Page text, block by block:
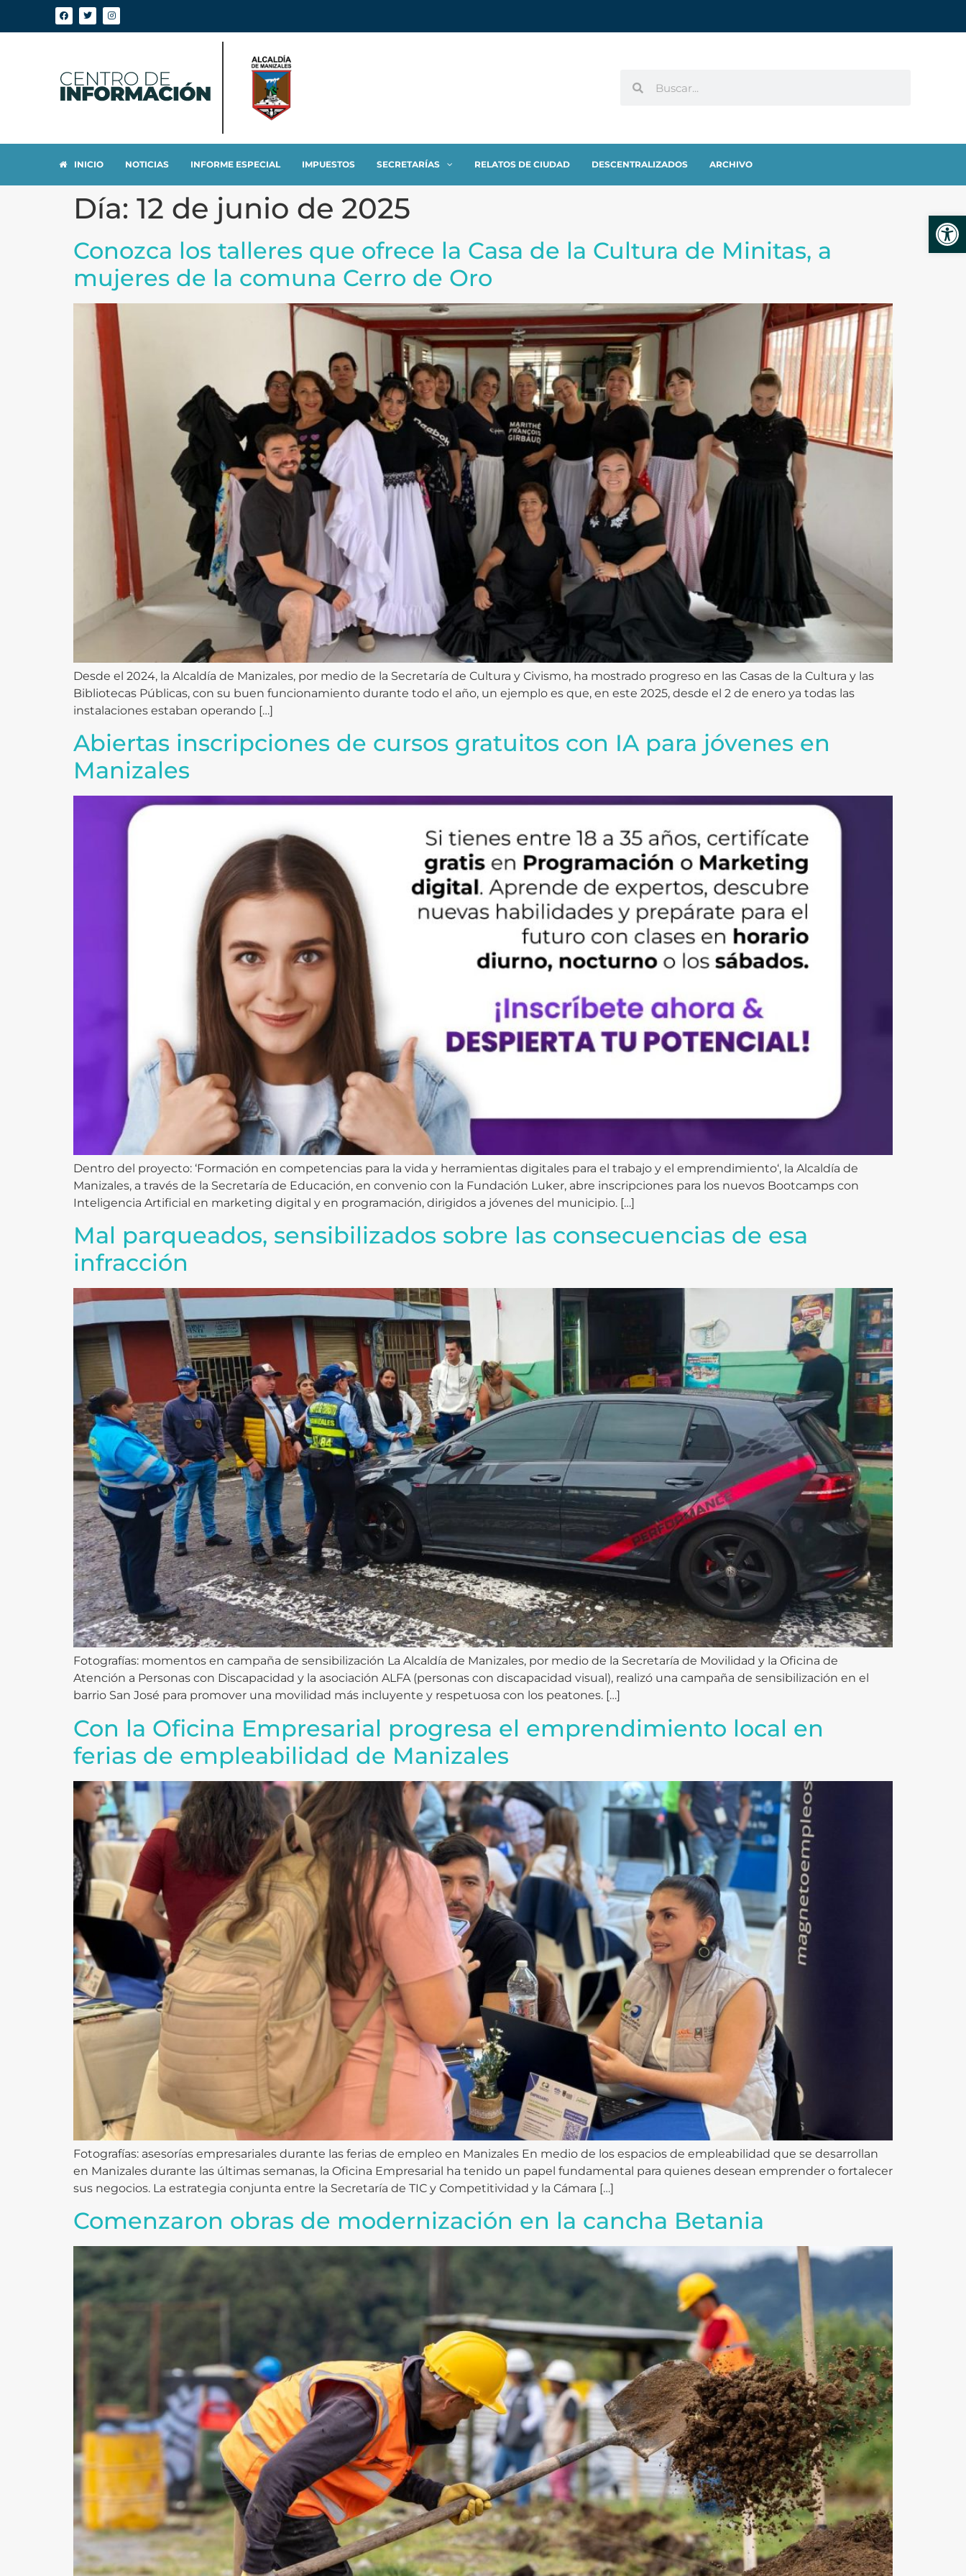
INICIO NOTICIAS INFORME ESPECIAL IMPUESTOS SECRETARÍAS RELATOS DE CIUDAD DESCENTRALIZADOS ARCHIVO
Día: 12 de junio de 2025
Conozca los talleres que ofrece la Casa de la Cultura de Minitas, a
mujeres de la comuna Cerro de Oro
Desde el 2024, la Alcaldía de Manizales, por medio de la Secretaría de Cultura y Civismo, ha mostrado progreso en las Casas de la Cultura y las
Bibliotecas Públicas, con su buen funcionamiento durante todo el año, un ejemplo es que, en este 2025, desde el 2 de enero ya todas las
instalaciones estaban operando […]
Abiertas inscripciones de cursos gratuitos con IA para jóvenes en
Manizales
Dentro del proyecto: ‘Formación en competencias para la vida y herramientas digitales para el trabajo y el emprendimiento‘, la Alcaldía de
Manizales, a través de la Secretaría de Educación, en convenio con la Fundación Luker, abre inscripciones para los nuevos Bootcamps con
Inteligencia Artificial en marketing digital y en programación, dirigidos a jóvenes del municipio. […]
Mal parqueados, sensibilizados sobre las consecuencias de esa
infracción
Fotografías: momentos en campaña de sensibilización La Alcaldía de Manizales, por medio de la Secretaría de Movilidad y la Oficina de
Atención a Personas con Discapacidad y la asociación ALFA (personas con discapacidad visual), realizó una campaña de sensibilización en el
barrio San José para promover una movilidad más incluyente y respetuosa con los peatones. […]
Con la Oficina Empresarial progresa el emprendimiento local en
ferias de empleabilidad de Manizales
Fotografías: asesorías empresariales durante las ferias de empleo en Manizales En medio de los espacios de empleabilidad que se desarrollan
en Manizales durante las últimas semanas, la Oficina Empresarial ha tenido un papel fundamental para quienes desean emprender o fortalecer
sus negocios. La estrategia conjunta entre la Secretaría de TIC y Competitividad y la Cámara […]
Comenzaron obras de modernización en la cancha Betania